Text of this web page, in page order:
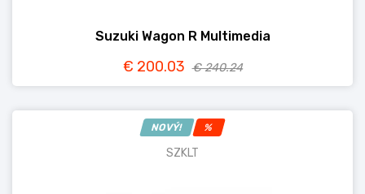
Suzuki Wagon R Multimedia
€ 200.03 € 240.24
NOVÝ! %
SZKLT